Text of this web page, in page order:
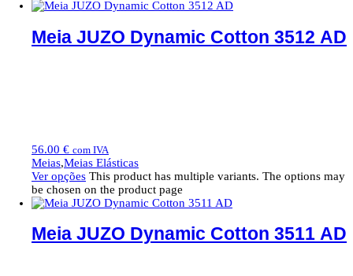
Meia JUZO Dynamic Cotton 3512 AD
56.00 € com IVA
Meias,Meias Elásticas
Ver opções This product has multiple variants. The options may
be chosen on the product page
Meia JUZO Dynamic Cotton 3511 AD